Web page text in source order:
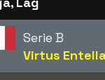
Serie B
Virtus